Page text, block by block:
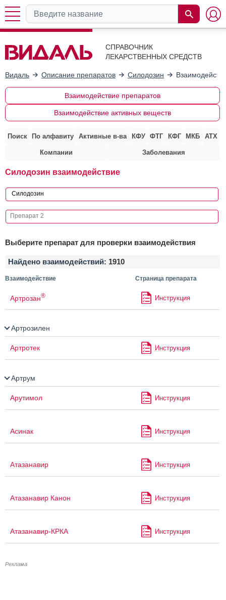
СПРАВОЧНИК
ЛЕКАРСТВЕННЫХ СРЕДСТВ
Видаль Описание препаратов Силодозин
Взаимодействие препаратов
Взаимодействие активных веществ
Поиск По алфавиту Активные в-ва КФУ ФТГ КФГ МКБ АТХ
Компании Заболевания
Силодозин взаимодействие
Выберите препарат для проверки взаимодействия
Найдено взаимодействий: 1910
Взаимодействие Страница препарата
Артрозан® Инструкция
Артрозилен
Артротек Инструкция
Артрум
Арутимол Инструкция
Асинак Инструкция
Атазанавир Инструкция
Атазанавир Канон Инструкция
Атазанавир-КРКА Инструкция
Реклама